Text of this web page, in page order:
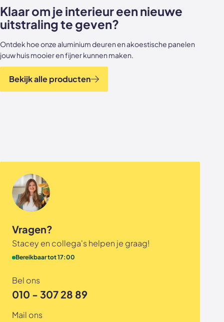
Klaar om je interieur een nieuwe
uitstraling te geven?
Ontdek hoe onze aluminium deuren en akoestische panelen
jouw huis mooier en fijner kunnen maken.
Bekijk alle producten
Vragen?
Stacey en collega's helpen je graag!
Bereikbaar tot 17:00
Bel ons
010 - 307 28 89
Mail ons